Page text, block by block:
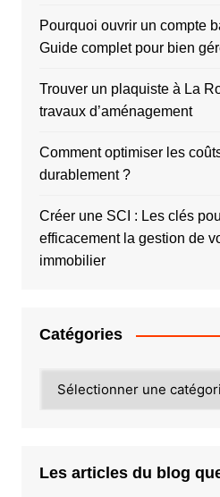
Pourquoi ouvrir un compte
Guide complet pour bien
Trouver un plaquiste à La
travaux d’aménagement
Comment optimiser les
durablement ?
Créer une SCI : Les clés
efficacement la gestion de
immobilier
Catégories
Les articles du blog